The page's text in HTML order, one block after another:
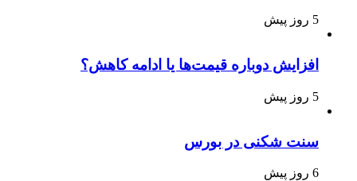
5 روز پیش
افزایش دوباره قیمت‌ها یا ادامه کاهش؟
5 روز پیش
سنت شکنی در بورس
6 روز پیش